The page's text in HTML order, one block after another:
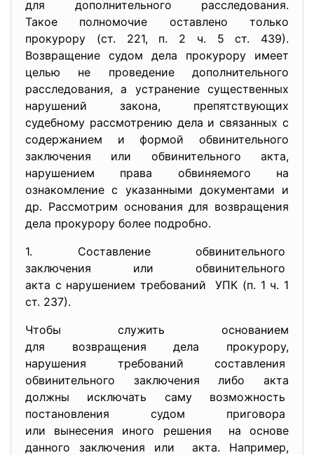
для дополнительного расследования.
Такое полномочие оставлено только
прокурору (ст. 221, п. 2 ч. 5 ст. 439).
Возвращение судом дела прокурору имеет
целью не проведение дополнительного
расследования, а устранение существенных
нарушений закона, препятствующих
судебному рассмотрению дела и связанных с
содержанием и формой обвинительного
заключения или обвинительного акта,
нарушением права обвиняемого на
ознакомление с указанными документами и
др. Рассмотрим основания для возвращения
дела прокурору более подробно.
1. Составление обвинительного
заключения или обвинительного
акта с нарушением требований УПК (п. 1 ч. 1
ст. 237).
Чтобы служить основанием
для возвращения дела прокурору,
нарушения требований составления
обвинительного заключения либо акта
должны исключать саму возможность
постановления судом приговора
или вынесения иного решения на основе
данного заключения или акта. Например,